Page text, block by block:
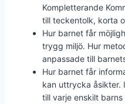
Kompletterande
till teckentolk, korta
Hur barnet får
trygg miljö. Hur
anpassade till
Hur barnet får
kan uttrycka åsikter.
till varje enskilt barns